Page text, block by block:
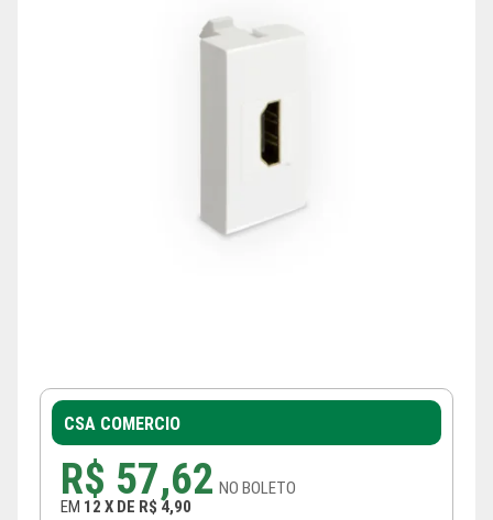
CSA COMERCIO
R$ 57,62 NO BOLETO
EM 12 X DE R$ 4,90